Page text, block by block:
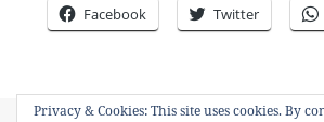
Facebook Twitter
Privacy & Cookies: This site uses cookies. By